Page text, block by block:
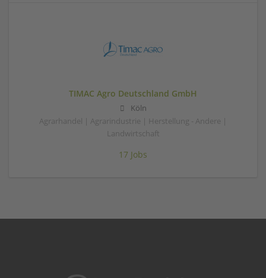
TIMAC Agro Deutschland GmbH
Köln
Agrarhandel | Agrarindustrie | Herstellung - Andere |
Landwirtschaft
17 Jobs